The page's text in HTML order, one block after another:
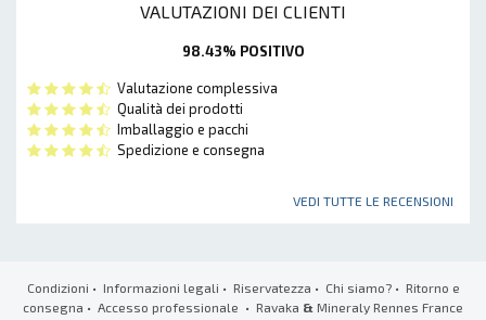
VALUTAZIONI DEI CLIENTI
98.43% POSITIVO
Valutazione complessiva
Qualità dei prodotti
Imballaggio e pacchi
Spedizione e consegna
VEDI TUTTE LE RECENSIONI
Condizioni • Informazioni legali • Riservatezza • Chi siamo?• Ritorno e
consegna • Accesso professionale • Ravaka & Mineraly Rennes France